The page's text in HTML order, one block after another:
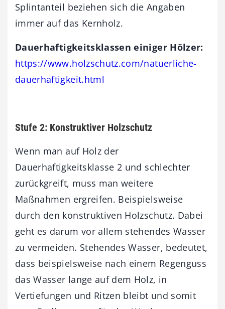
Splintanteil beziehen sich die Angaben
immer auf das Kernholz.
Dauerhaftigkeitsklassen einiger Hölzer:
https://www.holzschutz.com/natuerliche-
dauerhaftigkeit.html
Stufe 2: Konstruktiver Holzschutz
Wenn man auf Holz der
Dauerhaftigkeitsklasse 2 und schlechter
zurückgreift, muss man weitere
Maßnahmen ergreifen. Beispielsweise
durch den konstruktiven Holzschutz. Dabei
geht es darum vor allem stehendes Wasser
zu vermeiden. Stehendes Wasser, bedeutet,
dass beispielsweise nach einem Regenguss
das Wasser lange auf dem Holz, in
Vertiefungen und Ritzen bleibt und somit